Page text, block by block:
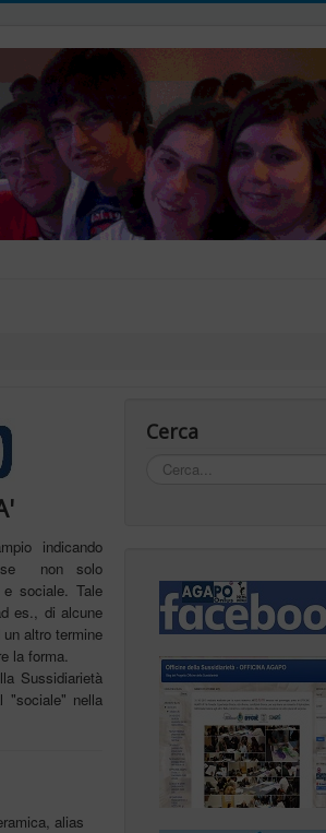
indicando
non solo
sociale. Tale
es., di alcune
altro termine
la forma.
Sussidiarietà
"sociale" nella
alias
Cerca
Cerca...